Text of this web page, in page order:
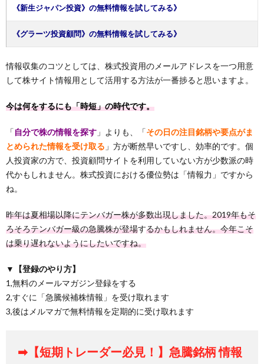
《新生ジャパン投資》の無料情報を試してみる》
《グラーツ投資顧問》の無料情報を試してみる》
情報収集のコツとしては、株式投資用のメールアドレスを一つ用意
して株サイト情報用として活用する方法が一番捗ると思いますよ。
今は何をするにも「時短」の時代です。
「自分で株の情報を探す 」よりも、「その日の注目銘柄や要点がま
とめられた情報を受け取る 」方が断然早いですし、効率的です。個
人投資家の方で、投資顧問サイトを利用していない方が少数派の時
代かもしれません。株式投資における優位勢は「情報力」ですから
ね。
昨年は夏相場以降にテンバガー株が多数出現しました。2019年もそ
ろそろテンバガー級の急騰株が登場するかもしれません。今年こそ
は乗り遅れないようにしたいですね。
▼【登録のやり方】
1,無料のメールマガジン登録をする
2,すぐに「急騰候補株情報」を受け取れます
3,後はメルマガで無料情報を定期的に受け取れます
➡【短期トレーダー必見！】急騰銘柄 情報